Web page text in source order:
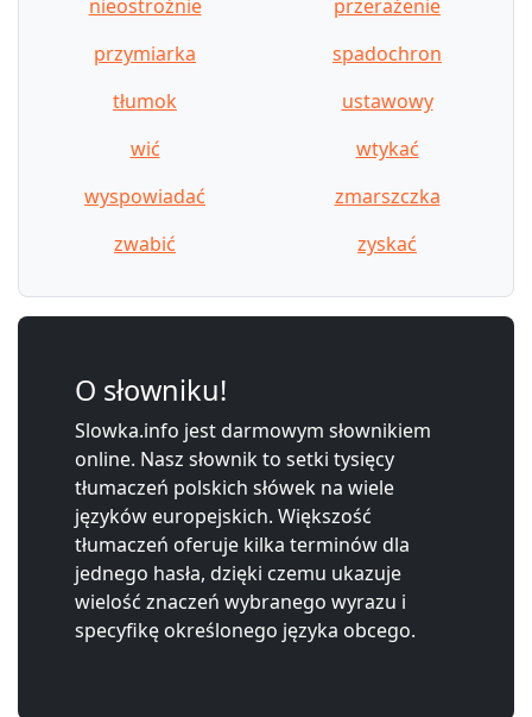
nieostrożnie
przerażenie
przymiarka
spadochron
tłumok
ustawowy
wić
wtykać
wyspowiadać
zmarszczka
zwabić
zyskać
O słowniku!
Slowka.info jest darmowym słownikiem
online. Nasz słownik to setki tysięcy
tłumaczeń polskich słówek na wiele
języków europejskich. Większość
tłumaczeń oferuje kilka terminów dla
jednego hasła, dzięki czemu ukazuje
wielość znaczeń wybranego wyrazu i
specyfikę określonego języka obcego.